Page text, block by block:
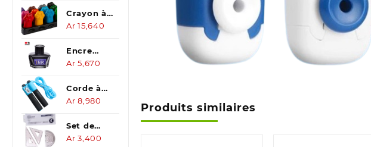
rouge 2B
Crayon à
cire pieds
12clrs
Ar 15,640
Encre
bleu 60ml
Ar 5,670
Corde à
sauter
comptage
Ar 8,980
Set de
dessin
Ar 3,400
Produits similaires